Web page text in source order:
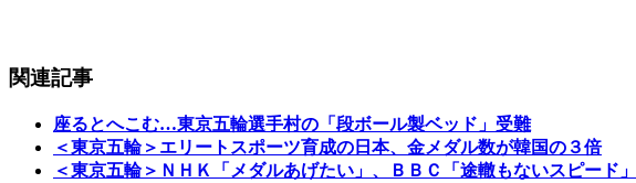
関連記事
座るとへこむ…東京五輪選手村の「段ボール製ベッド」受難
＜東京五輪＞エリートスポーツ育成の日本、金メダル数が韓国の３倍
＜東京五輪＞ＮＨＫ「メダルあげたい」、ＢＢＣ「途轍もないスピード